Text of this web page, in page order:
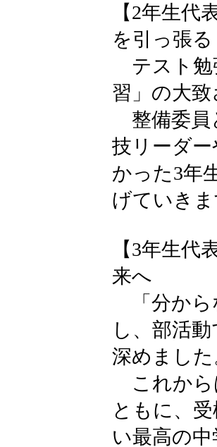
【2年生
を引っ張る
テスト勉
習」の大
整備委員
技リーダ
かった3年
げていきま
【3年生
来へ
「分から
し、部活
深めました
これから
ともに、
い最高の